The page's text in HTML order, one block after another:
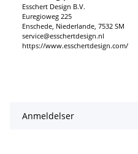
Esschert Design B.V.
Euregioweg 225
Enschede, Niederlande, 7532 SM
service@esschertdesign.nl
https://www.esschertdesign.com/
Anmeldelser